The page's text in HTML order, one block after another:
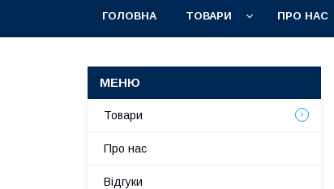
ГОЛОВНА ТОВАРИ ПРО НАС
Товари
Про нас
Відгуки